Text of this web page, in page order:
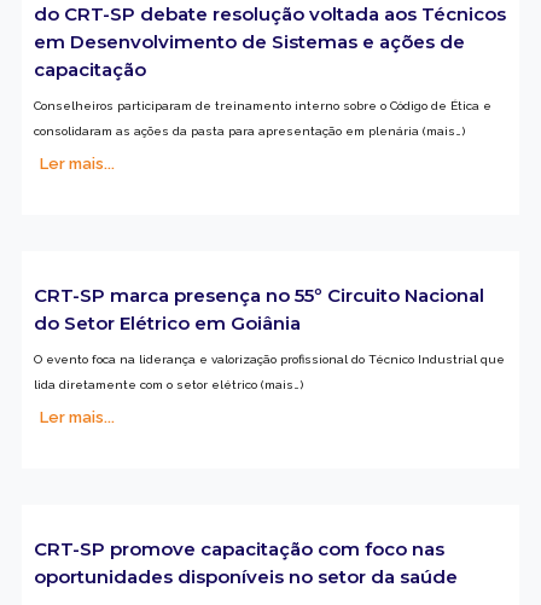
do CRT-SP debate resolução voltada aos Técnicos
em Desenvolvimento de Sistemas e ações de
capacitação
Conselheiros participaram de treinamento interno sobre o Código de Ética e
consolidaram as ações da pasta para apresentação em plenária (mais…)
Ler mais...
CRT-SP marca presença no 55º Circuito Nacional
do Setor Elétrico em Goiânia
O evento foca na liderança e valorização profissional do Técnico Industrial que
lida diretamente com o setor elétrico (mais…)
Ler mais...
CRT-SP promove capacitação com foco nas
oportunidades disponíveis no setor da saúde